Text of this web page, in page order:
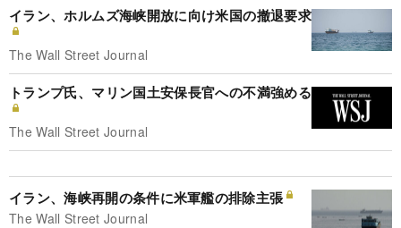
イラン、ホルムズ海峡開放に向け米国の撤退要求
The Wall Street Journal
トランプ氏、マリン国土安保長官への不満強める
The Wall Street Journal
イラン、海峡再開の条件に米軍艦の排除主張
The Wall Street Journal